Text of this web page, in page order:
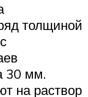
толщиной
30 мм.
на раствор